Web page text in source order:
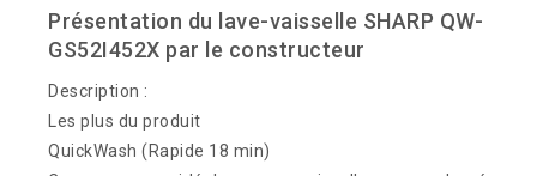
Présentation du lave-vaisselle SHARP QW-
GS52I452X par le constructeur
Description :
Les plus du produit
QuickWash (Rapide 18 min)